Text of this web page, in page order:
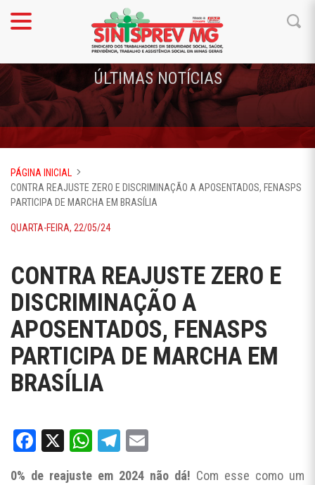
ÚLTIMAS NOTÍCIAS
PÁGINA INICIAL
CONTRA REAJUSTE ZERO E DISCRIMINAÇÃO A APOSENTADOS, FENASPS
PARTICIPA DE MARCHA EM BRASÍLIA
QUARTA-FEIRA, 22/05/24
CONTRA REAJUSTE ZERO E
DISCRIMINAÇÃO A
APOSENTADOS, FENASPS
PARTICIPA DE MARCHA EM
BRASÍLIA
Facebook
X WhatsApp
Telegram
0% de reajuste em 2024 não dá! Com esse como um